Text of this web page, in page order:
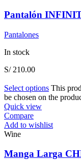
Pantalón
Pantalones
In stock
S/210.00
Select options This
be chosen on the
Quick view
Compare
Add to wishlist
Wine
Manga Larga